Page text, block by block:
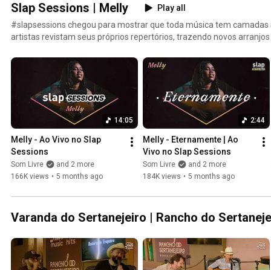
Slap Sessions | Melly
Play all
#slapsessions chegou para mostrar que toda música tem camadas
artistas revistam seus próprios repertórios, trazendo novos
imersão intimista onde ela revisita sua própria história por meio de
entrega emocionante ✨ Inscreva-se no canal da Som Livre: https://www.youtube.com/@somlivre
#Melly #SlapSession #AoVivo
14:05
Melly - Ao Vivo no Slap
Sessions
Som Livre
and 2 more
166K views • 5 months ago
2:44
Melly - Eternamente | Ao
Vivo no Slap Sessions
Som Livre
and 2 more
184K views • 5 months ago
Varanda do Sertanejeiro | Rancho do